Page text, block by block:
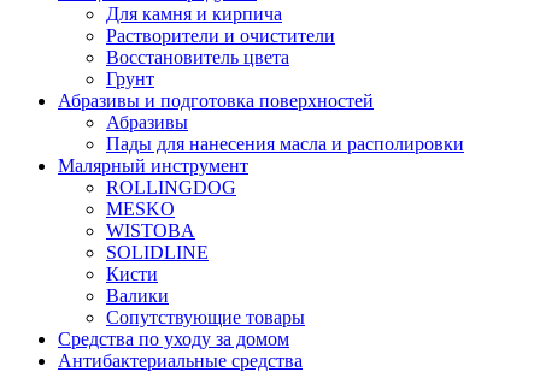
Для камня и кирпича
Растворители и очистители
Восстановитель цвета
Грунт
Абразивы и подготовка поверхностей
Абразивы
Пады для нанесения масла и располировки
Малярный инструмент
ROLLINGDOG
MESKO
WISTOBA
SOLIDLINE
Кисти
Валики
Сопутствующие товары
Средства по уходу за домом
Антибактериальные средства